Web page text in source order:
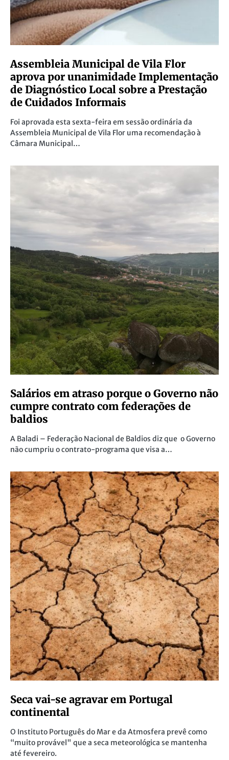
Assembleia Municipal de Vila Flor
aprova por unanimidade Implementação
de Diagnóstico Local sobre a Prestação
de Cuidados Informais
Foi aprovada esta sexta-feira em sessão ordinária da
Assembleia Municipal de Vila Flor uma recomendação à
Câmara Municipal…
Salários em atraso porque o Governo não
cumpre contrato com federações de
baldios
A Baladi – Federação Nacional de Baldios diz que o Governo
não cumpriu o contrato-programa que visa a…
Seca vai-se agravar em Portugal
continental
O Instituto Português do Mar e da Atmosfera prevê como
“muito provável" que a seca meteorológica se mantenha
até fevereiro.